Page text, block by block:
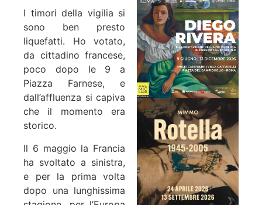
I timori della vigilia si
sono ben presto
liquefatti. Ho votato,
da cittadino francese,
poco dopo le 9 a
Piazza Farnese, e
dall’affluenza si capiva
che il momento era
storico.
Il 6 maggio la Francia
ha svoltato a sinistra,
e per la prima volta
dopo una lunghissima